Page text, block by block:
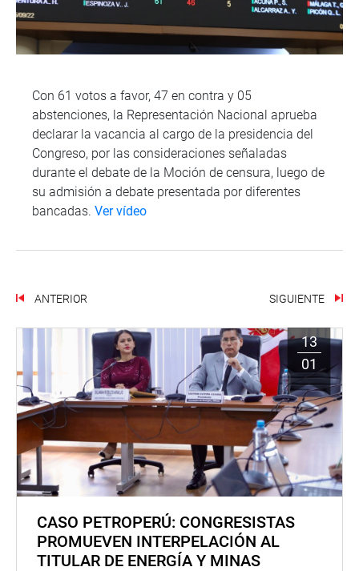
Con 61 votos a favor, 47 en contra y 05
abstenciones, la Representación Nacional aprueba
declarar la vacancia al cargo de la presidencia del
Congreso, por las consideraciones señaladas
durante el debate de la Moción de censura, luego de
su admisión a debate presentada por diferentes
bancadas. Ver vídeo
ANTERIOR SIGUIENTE
13
01
CASO PETROPERÚ: CONGRESISTAS
PROMUEVEN INTERPELACIÓN AL
TITULAR DE ENERGÍA Y MINAS